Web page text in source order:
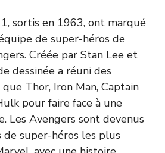
sortis en 1963, ont marqué
de super-héros de
Créée par Stan Lee et
dessinée a réuni des
Thor, Iron Man, Captain
pour faire face à une
Les Avengers sont devenus
de super-héros les plus